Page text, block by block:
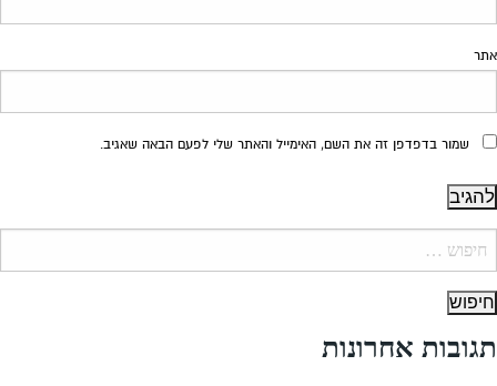
אתר
שמור בדפדפן זה את השם, האימייל והאתר שלי לפעם הבאה שאגיב.
תגובות אחרונות